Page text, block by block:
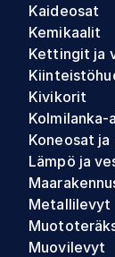
Kaideosat
Kemikaalit
Kettingit ja
Kivikorit
Koneosat
Lämpö ja
Metallilevyt
Muovilevyt